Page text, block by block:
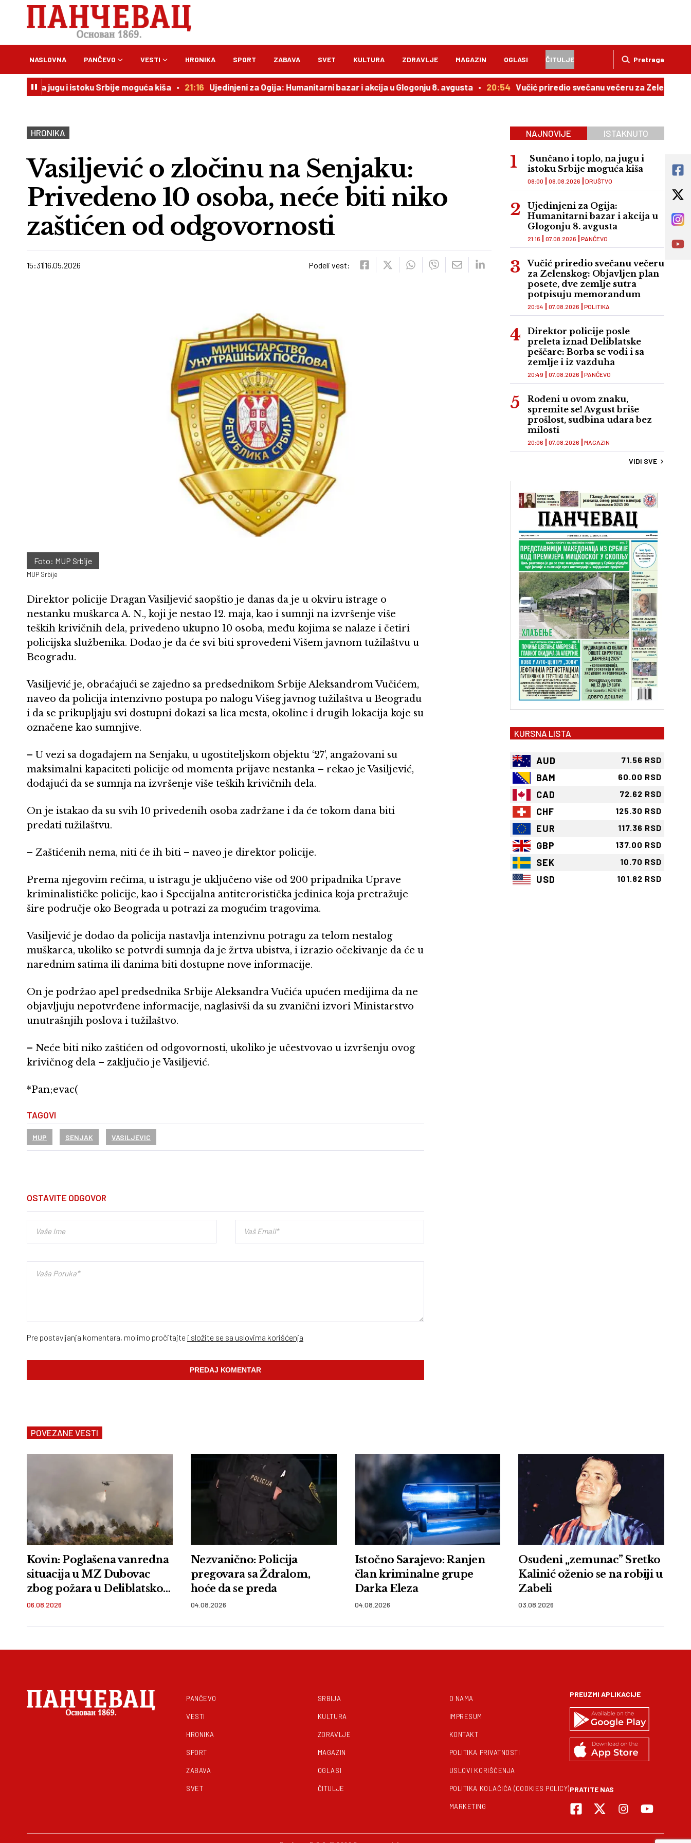
Pretraga
NASLOVNA PANČEVO VESTI HRONIKA SPORT ZABAVA SVET KULTURA ZDRAVLJE MAGAZIN OGLASI ČITULJE
jugu i istoku Srbije moguća kiša 21:16 Ujedinjeni za Ogija: Humanitarni bazar i akcija u Glogonju 8. avgusta 20:54 Vučić priredio svečanu večeru za Zelenskog:
HRONIKA
Vasiljević o zločinu na Senjaku:
Privedeno 10 osoba, neće biti niko
zaštićen od odgovornosti
15:31 16.05.2026 Podeli vest:
Foto: MUP Srbije
MUP Srbije
Direktor policije Dragan Vasiljević saopštio je danas da je u okviru istrage o
nestanku muškarca A. N., koji je nestao 12. maja, kao i sumnji na izvršenje više
teških krivičnih dela, privedeno ukupno 10 osoba, među kojima se nalaze i četiri
policijska službenika. Dodao je da će svi biti sprovedeni Višem javnom tužilaštvu u
Beogradu.
Vasiljević je, obraćajući se zajedno sa predsednikom Srbije Aleksandrom Vučićem,
naveo da policija intenzivno postupa po nalogu Višeg javnog tužilaštva u Beogradu
i da se prikupljaju svi dostupni dokazi sa lica mesta, okoline i drugih lokacija koje su
označene kao sumnjive.
– U vezi sa događajem na Senjaku, u ugostiteljskom objektu ‘27’, angažovani su
maksimalni kapaciteti policije od momenta prijave nestanka – rekao je Vasiljević,
dodajući da se sumnja na izvršenje više teških krivičnih dela.
On je istakao da su svih 10 privedenih osoba zadržane i da će tokom dana biti
predati tužilaštvu.
– Zaštićenih nema, niti će ih biti – naveo je direktor policije.
Prema njegovim rečima, u istragu je uključeno više od 200 pripadnika Uprave
kriminalističke policije, kao i Specijalna antiteroristička jedinica koja pretražuje
šire područje oko Beograda u potrazi za mogućim tragovima.
Vasiljević je dodao da policija nastavlja intenzivnu potragu za telom nestalog
muškarca, ukoliko se potvrdi sumnja da je žrtva ubistva, i izrazio očekivanje da će u
narednim satima ili danima biti dostupne nove informacije.
On je podržao apel predsednika Srbije Aleksandra Vučića upućen medijima da ne
objavljuju nepotvrđene informacije, naglasivši da su zvanični izvori Ministarstvo
unutrašnjih poslova i tužilaštvo.
– Neće biti niko zaštićen od odgovornosti, ukoliko je učestvovao u izvršenju ovog
krivičnog dela – zaključio je Vasiljević.
*Pan;evac(
TAGOVI
MUP SENJAK VASILJEVIC
OSTAVITE ODGOVOR
Pre postavljanja komentara, molimo pročitajte i složite se sa uslovima korišćenja
NAJNOVIJE ISTAKNUTO
Sunčano i toplo, na jugu i
istoku Srbije moguća kiša
DRUŠTVO
08:00 08.08.2026
Ujedinjeni za Ogija:
Humanitarni bazar i akcija u
Glogonju 8. avgusta
PANČEVO
21:16 07.08.2026
Vučić priredio svečanu večeru
za Zelenskog: Objavljen plan
posete, dve zemlje sutra
potpisuju memorandum
POLITIKA
20:54 07.08.2026
Direktor policije posle
preleta iznad Deliblatske
peščare: Borba se vodi i sa
zemlje i iz vazduha
PANČEVO
20:49 07.08.2026
Rođeni u ovom znaku,
spremite se! Avgust briše
prošlost, sudbina udara bez
milosti
MAGAZIN
20:06 07.08.2026
VIDI SVE
KURSNA LISTA
AUD 71.56 RSD
BAM 60.00 RSD
CAD 72.62 RSD
CHF 125.30 RSD
EUR 117.36 RSD
GBP 137.00 RSD
SEK 10.70 RSD
USD 101.82 RSD
POVEZANE VESTI
Kovin: Poglašena vanredna
situacija u MZ Dubovac
zbog požara u Deliblatskoj
peščari
06.08.2026
Nezvanično: Policija
pregovara sa Ždralom,
hoće da se preda
04.08.2026
Istočno Sarajevo: Ranjen
član kriminalne grupe
Darka Eleza
04.08.2026
Osuđeni „zemunac” Sretko
Kalinić oženio se na robiji u
Zabeli
03.08.2026
PANČEVO
VESTI
HRONIKA
SPORT
ZABAVA
SVET
SRBIJA
KULTURA
ZDRAVLJE
MAGAZIN
OGLASI
ČITULJE
O NAMA
IMPRESUM
KONTAKT
POLITIKA PRIVATNOSTI
USLOVI KORIŠĆENJA
POLITIKA KOLAČIĆA (COOKIES POLICY)
MARKETING
PREUZMI APLIKACIJE
PRATITE NAS